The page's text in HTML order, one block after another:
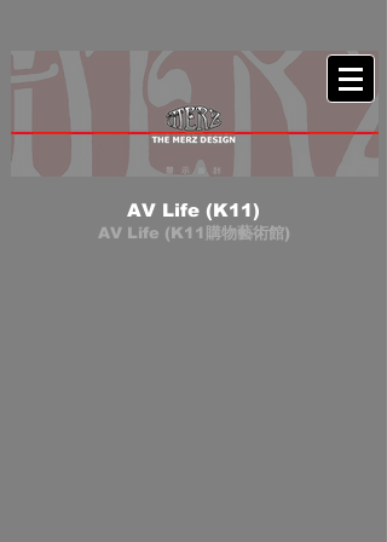
AV Life (K11)
AV Life (K11購物藝術館)